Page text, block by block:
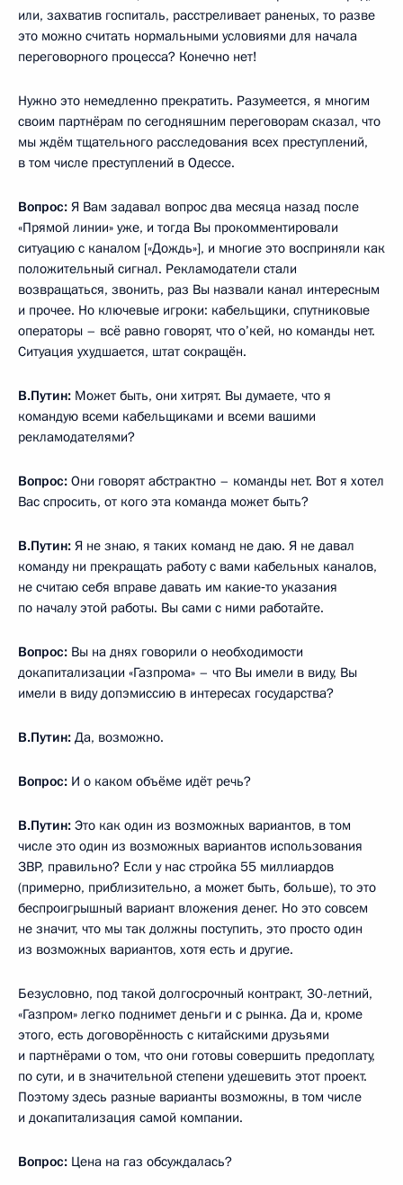
или, захватив госпиталь, расстреливает раненых, то разве
это можно считать нормальными условиями для начала
переговорного процесса? Конечно нет!
Нужно это немедленно прекратить. Разумеется, я многим
своим партнёрам по сегодняшним переговорам сказал, что
мы ждём тщательного расследования всех преступлений,
в том числе преступлений в Одессе.
Вопрос: Я Вам задавал вопрос два месяца назад после
«Прямой линии» уже, и тогда Вы прокомментировали
ситуацию с каналом [«Дождь»], и многие это восприняли как
положительный сигнал. Рекламодатели стали
возвращаться, звонить, раз Вы назвали канал интересным
и прочее. Но ключевые игроки: кабельщики, спутниковые
операторы – всё равно говорят, что о’кей, но команды нет.
Ситуация ухудшается, штат сокращён.
В.Путин: Может быть, они хитрят. Вы думаете, что я
командую всеми кабельщиками и всеми вашими
рекламодателями?
Вопрос: Они говорят абстрактно – команды нет. Вот я хотел
Вас спросить, от кого эта команда может быть?
В.Путин: Я не знаю, я таких команд не даю. Я не давал
команду ни прекращать работу с вами кабельных каналов,
не считаю себя вправе давать им какие‑то указания
по началу этой работы. Вы сами с ними работайте.
Вопрос: Вы на днях говорили о необходимости
докапитализации «Газпрома» – что Вы имели в виду, Вы
имели в виду допэмиссию в интересах государства?
В.Путин: Да, возможно.
Вопрос: И о каком объёме идёт речь?
В.Путин: Это как один из возможных вариантов, в том
числе это один из возможных вариантов использования
ЗВР, правильно? Если у нас стройка 55 миллиардов
(примерно, приблизительно, а может быть, больше), то это
беспроигрышный вариант вложения денег. Но это совсем
не значит, что мы так должны поступить, это просто один
из возможных вариантов, хотя есть и другие.
Безусловно, под такой долгосрочный контракт, 30-летний,
«Газпром» легко поднимет деньги и с рынка. Да и, кроме
этого, есть договорённость с китайскими друзьями
и партнёрами о том, что они готовы совершить предоплату,
по сути, и в значительной степени удешевить этот проект.
Поэтому здесь разные варианты возможны, в том числе
и докапитализация самой компании.
Вопрос: Цена на газ обсуждалась?